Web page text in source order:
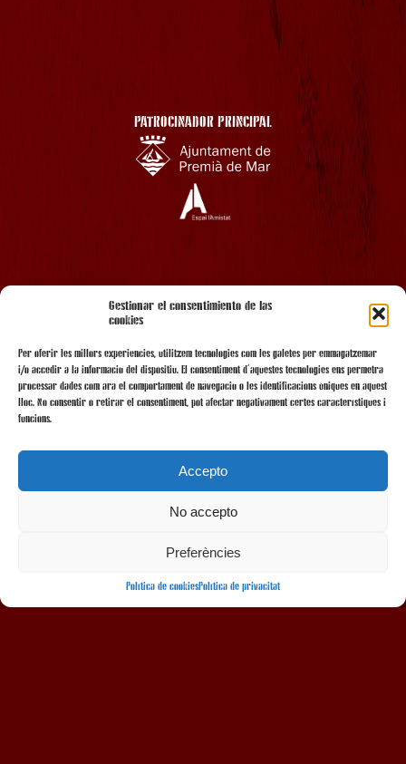
Gestionar el consentimiento de las
cookies
Per oferir les millors experiències, utilitzem tecnologies com les galetes per emmagatzemar
i/o accedir a la informació del dispositiu. El consentiment d'aquestes tecnologies ens permetrà
processar dades com ara el comportament de navegació o les identificacions úniques en aquest
lloc. No consentir o retirar el consentiment, pot afectar negativament certes característiques i
funcions.
Accepto
No accepto
Preferències
Política de cookiesPolítica de privacitat
PATROCINADOR PRINCIPAL
AMB EL SUPORT
AMB LA COL·LABORACIÓ